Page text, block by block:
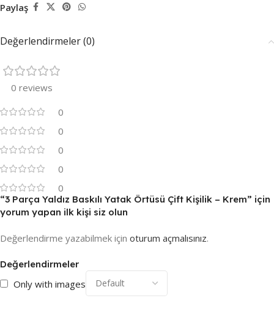
Paylaş
Değerlendirmeler (0)
0 reviews
0
0
0
0
0
Değerlendirmeler
Only with images
“3 Parça Yaldız Baskılı Yatak Örtüsü Çift Kişilik – Krem” için
yorum yapan ilk kişi siz olun
Değerlendirme yazabilmek için oturum açmalısınız.